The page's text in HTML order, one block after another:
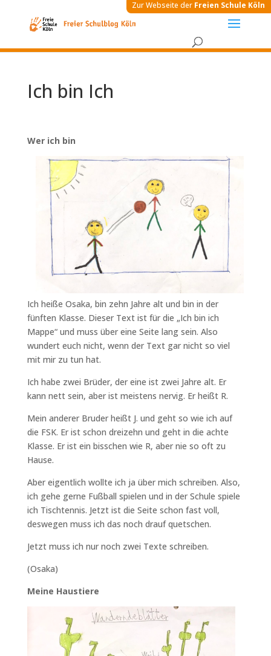
Zur Webseite der Freien Schule Köln
Ich bin Ich
Wer ich bin
Ich heiße Osaka, bin zehn Jahre alt und bin in der
fünften Klasse. Dieser Text ist für die „Ich bin ich
Mappe“ und muss über eine Seite lang sein. Also
wundert euch nicht, wenn der Text gar nicht so viel
mit mir zu tun hat.
Ich habe zwei Brüder, der eine ist zwei Jahre alt. Er
kann nett sein, aber ist meistens nervig. Er heißt R.
Mein anderer Bruder heißt J. und geht so wie ich auf
die FSK. Er ist schon dreizehn und geht in die achte
Klasse. Er ist ein bisschen wie R, aber nie so oft zu
Hause.
Aber eigentlich wollte ich ja über mich schreiben. Also,
ich gehe gerne Fußball spielen und in der Schule spiele
ich Tischtennis. Jetzt ist die Seite schon fast voll,
deswegen muss ich das noch drauf quetschen.
Jetzt muss ich nur noch zwei Texte schreiben.
(Osaka)
Meine Haustiere